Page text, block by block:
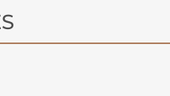
saura créer une